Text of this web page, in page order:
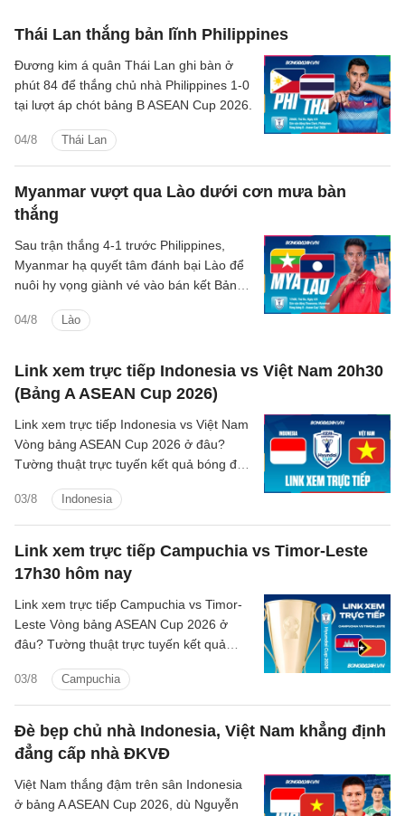
Thái Lan thắng bản lĩnh Philippines
04/8 Thái Lan
Đương kim á quân Thái Lan ghi bàn ở
phút 84 để thắng chủ nhà Philippines 1-0
tại lượt áp chót bảng B ASEAN Cup 2026.
Myanmar vượt qua Lào dưới cơn mưa bàn
thắng
04/8 Lào
Sau trận thắng 4-1 trước Philippines,
Myanmar hạ quyết tâm đánh bại Lào để
nuôi hy vọng giành vé vào bán kết Bảng
Link xem trực tiếp Indonesia vs Việt Nam 20h30
(Bảng A ASEAN Cup 2026)
03/8 Indonesia
Link xem trực tiếp Indonesia vs Việt Nam
Vòng bảng ASEAN Cup 2026 ở đâu?
Tường thuật trực tuyến kết quả bóng đá
sóng nào?
Link xem trực tiếp Campuchia vs Timor-Leste
17h30 hôm nay
03/8 Campuchia
Link xem trực tiếp Campuchia vs Timor-
Leste Vòng bảng ASEAN Cup 2026 ở
đâu? Tường thuật trực tuyến kết quả
kênh phát sóng nào?
Đè bẹp chủ nhà Indonesia, Việt Nam khẳng định
đẳng cấp nhà ĐKVĐ
Việt Nam thắng đậm trên sân Indonesia
ở bảng A ASEAN Cup 2026, dù Nguyễn